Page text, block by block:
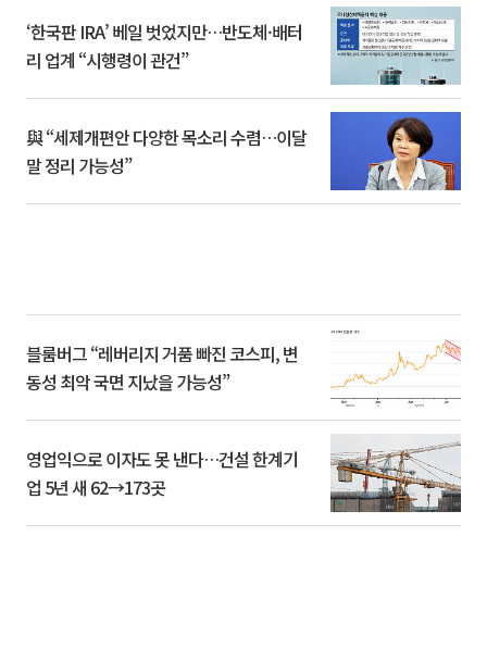
‘한국판 IRA’ 베일 벗었지만…반도체·배터
리 업계 “시행령이 관건”
與 “세제개편안 다양한 목소리 수렴…이달
말 정리 가능성”
블룸버그 “레버리지 거품 빠진 코스피, 변
동성 최악 국면 지났을 가능성”
영업익으로 이자도 못 낸다…건설 한계기
업 5년 새 62→173곳